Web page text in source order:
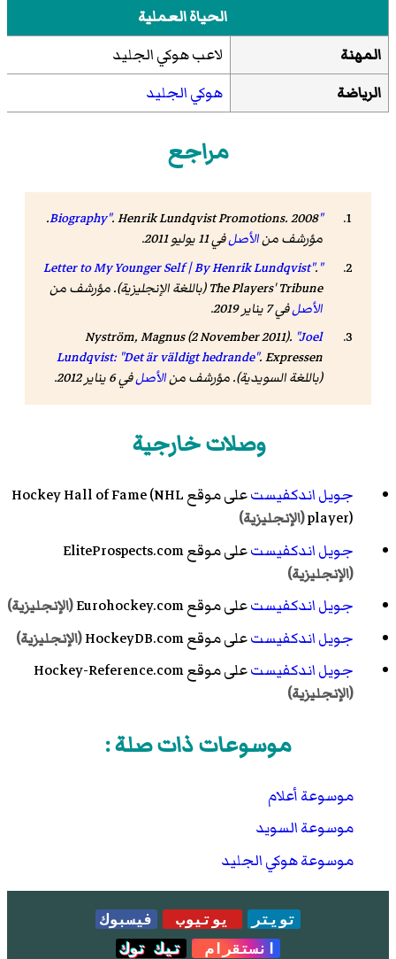
الحياة العملية
المهنة
لاعب هوكي الجليد
الرياضة
هوكي الجليد
مراجع
"Biography"
. Henrik Lundqvist Promotions. 2008.
مؤرشف منالأصلفي 11 يوليو 2011
.
"Letter to My Younger Self | By Henrik Lundqvist"
.
The Players' Tribune(باللغة الإنجليزية). مؤرشف من
الأصلفي 7 يناير 2019
.
Nyström, Magnus (2 November 2011). "Joel
Lundqvist: "Det är väldigt hedrande".Expressen
(باللغة السويدية). مؤرشف منالأصلفي 6 يناير 2012 .
وصلات خارجية
جويل اندكفيستعلى موقع Hockey Hall of Fame(NHL
player)(الإنجليزية)
جويل اندكفيستعلى موقع EliteProspects.com
(الإنجليزية)
جويل اندكفيستعلى موقع Eurohockey.com (الإنجليزية)
جويل اندكفيستعلى موقع HockeyDB.com (الإنجليزية)
جويل اندكفيستعلى موقع Hockey-Reference.com
(الإنجليزية)
موسوعات ذات صلة :
موسوعة أعلام
موسوعة السويد
موسوعة هوكي الجليد
تويتر يوتيوب
فيسبوك
انستقرام
تيك توك